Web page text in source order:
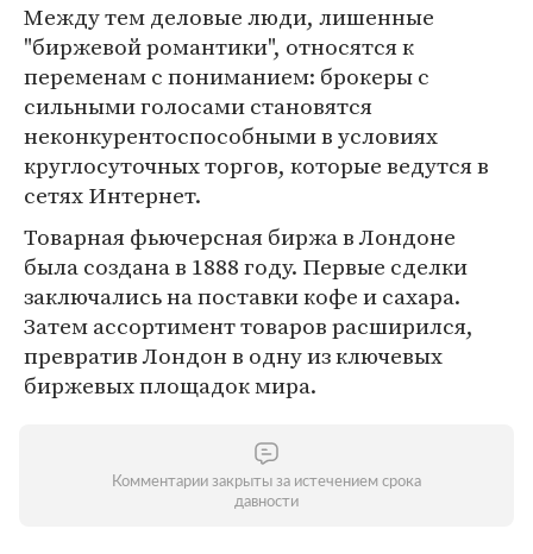
Между тем деловые люди, лишенные
"биржевой романтики", относятся к
переменам с пониманием: брокеры с
сильными голосами становятся
неконкурентоспособными в условиях
круглосуточных торгов, которые ведутся в
сетях Интернет.
Товарная фьючерсная биржа в Лондоне
была создана в 1888 году. Первые сделки
заключались на поставки кофе и сахара.
Затем ассортимент товаров расширился,
превратив Лондон в одну из ключевых
биржевых площадок мира.
Комментарии закрыты за истечением срока
давности